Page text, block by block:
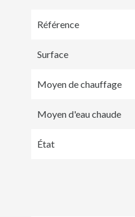
Référence
Surface
Moyen de chauffage
Moyen d'eau chaude
État